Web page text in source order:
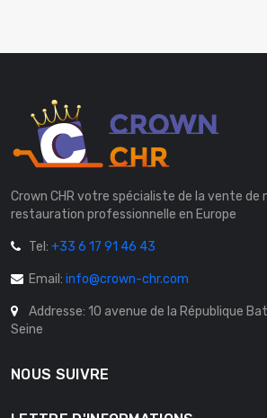
Crown CHR votre spécialiste de la vente de
restauration professionnelle en Europe
Tel: +33 6 17 91 46 43
Email: info@crown-chr.com
Addresse: 10 avenue de la République
Seine
NOUS SUIVRE